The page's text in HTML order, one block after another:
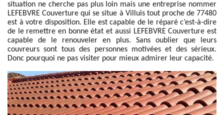
situation ne cherche pas plus loin mais une entreprise nommer
LEFEBVRE Couverture qui se situe à Villuis tout proche de 77480
est à votre disposition. Elle est capable de le réparé c’est-à-dire
de le remettre en bonne état et aussi LEFEBVRE Couverture est
capable de le renouveler en plus. Sans oublier que leurs
couvreurs sont tous des personnes motivées et des sérieux.
Donc pourquoi ne pas visiter pour mieux admirer leur capacité.